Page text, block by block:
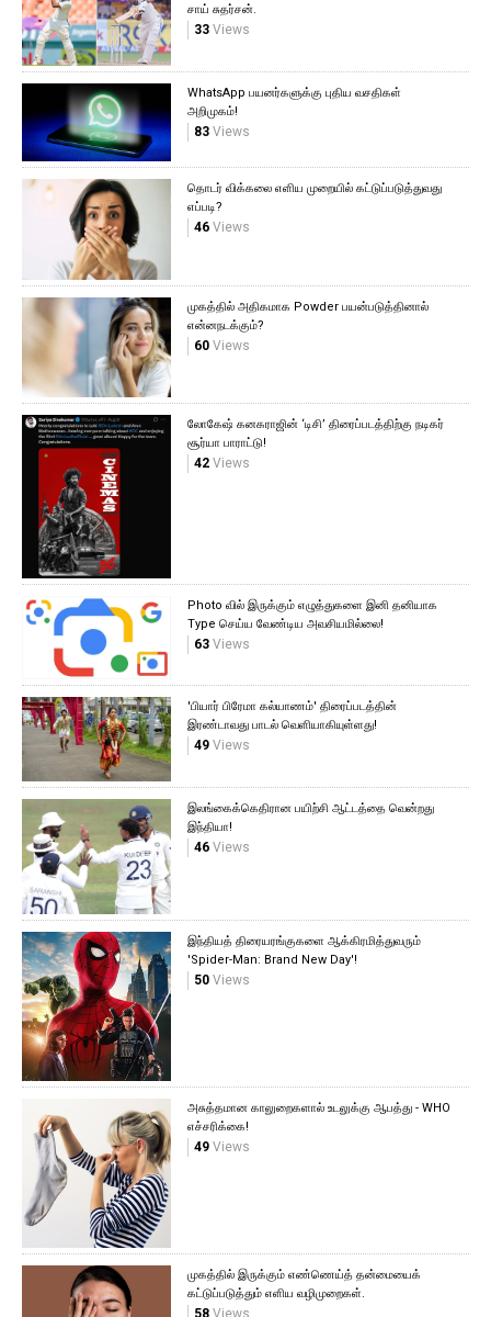
சாய் சுதர்சன்.
33Views
WhatsApp பயனர்களுக்கு புதிய வசதிகள்
அறிமுகம்!
83Views
தொடர் விக்கலை எளிய முறையில் கட்டுப்படுத்துவது
எப்படி?
46Views
முகத்தில் அதிகமாக Powder பயன்படுத்தினால்
என்னநடக்கும்?
60Views
லோகேஷ் கனகராஜின் ‘டிசி’ திரைப்படத்திற்கு நடிகர்
சூர்யா பாராட்டு!
42Views
Photo வில் இருக்கும் எழுத்துகளை இனி தனியாக
Type செய்ய வேண்டிய அவசியமில்லை!
63Views
'பியார் பிரேமா கல்யாணம்' திரைப்படத்தின்
இரண்டாவது பாடல் வெளியாகியுள்ளது!
49Views
இலங்கைக்கெதிரான பயிற்சி ஆட்டத்தை வென்றது
இந்தியா!
46Views
இந்தியத் திரையரங்குகளை ஆக்கிரமித்துவரும்
'Spider-Man: Brand New Day'!
50Views
அசுத்தமான காலுறைகளால் உடலுக்கு ஆபத்து - WHO
எச்சரிக்கை!
49Views
முகத்தில் இருக்கும் எண்ணெய்த் தன்மையைக்
கட்டுப்படுத்தும் எளிய வழிமுறைகள்.
58Views